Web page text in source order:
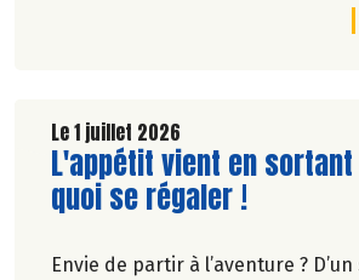
Le 1 juillet 2026
Lire la suite de l'article
L'appétit vient en
quoi se régaler !
Envie de partir à l’aventure ?